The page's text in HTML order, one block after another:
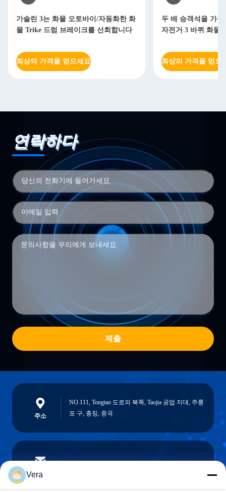
가솔린 3는 화물 오토바이/자동화한 화
물 Trike 드럼 브레이크를 선회합니다
최상의 가격을 얻으세요
두 배 승객석을 가진
자전거 3 바퀴 화물
최상의 가격을 얻으
연락하다
제출
주소
NO.111, Tongtao 도로의 북쪽, Taojia 공업 지대, 주룽
포 구, 충칭, 중국
이메일
Vera